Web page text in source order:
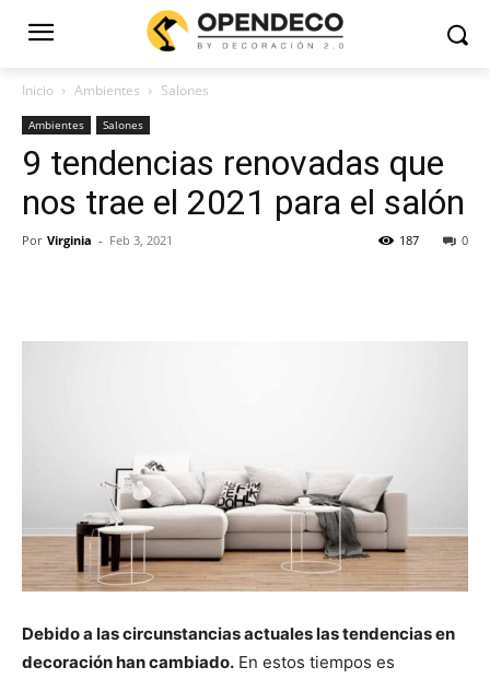
Inicio Ambientes Salones
Ambientes Salones
9 tendencias renovadas que
nos trae el 2021 para el salón
Por Virginia - Feb 3, 2021 0
187
Debido a las circunstancias actuales las tendencias en
decoración han cambiado. En estos tiempos es